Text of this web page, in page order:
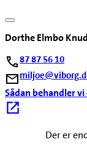
Dorthe Elmbo
87 87 56 10
Sådan behandler
Der er